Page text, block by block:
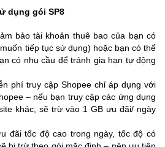
dụng gói SP8
bảo tài khoản thuê bao của bạn có
tiếp tục sử dụng) hoặc bạn có thể
có nhu cầu để tránh gia hạn tự động
phí truy cập Shopee chỉ áp dụng với
– nếu bạn truy cập các ứng dụng
khác, sẽ trừ vào 1 GB ưu đãi/ ngày
đãi tốc độ cao trong ngày, tốc độ có